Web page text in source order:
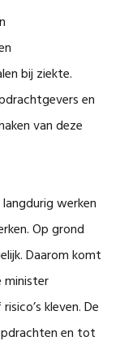
bij ziekte.
en
van deze
werken
Op grond
Daarom komt
minister
kleven. De
en tot